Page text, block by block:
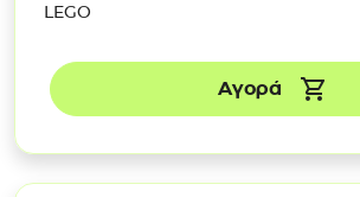
LEGO
Αγορά